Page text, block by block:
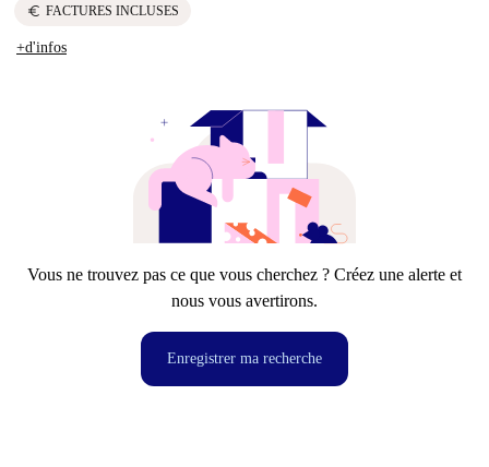
euro FACTURES INCLUSES
+d'infos
Vous ne trouvez pas ce que vous cherchez ? Créez une alerte et
nous vous avertirons.
Enregistrer ma recherche